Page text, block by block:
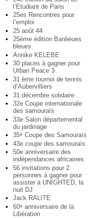
l’Etudiant de Paris
25es Rencontres pour
l’emploi
25 août 44
25ème édition Banlieues
bleues
Annike KELEBE
30 places à gagner pour
Urban Peace 3
31 ème tournoi de tennis
d’Aubervilliers
31 décembre solidaire
32e Coupe internationale
des samouraïs
33e Salon départemental
du jardinage
35e Coupe des Samouraïs
43e coupe des samouraïs
50e anniversaire des
indépendances africaines
56 invitations pour 2
personnes à gagner pour
assister à UNIGHTED, la
nuit DJ
Jack RALITE
60e anniversaire de la
Libération